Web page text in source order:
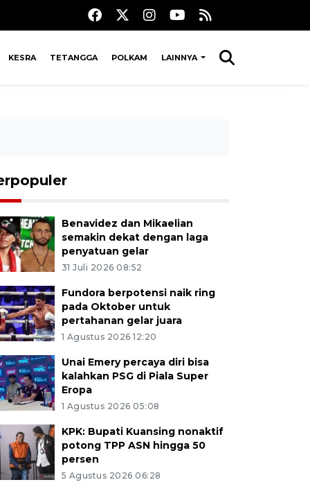
KESRA TETANGGA POLKAM LAINNYA
Benavidez dan Mikaelian
semakin dekat dengan laga
penyatuan gelar
31 Juli 2026 08:52
Fundora berpotensi naik ring
pada Oktober untuk
pertahanan gelar juara
1 Agustus 2026 12:20
Unai Emery percaya diri bisa
kalahkan PSG di Piala Super
Eropa
1 Agustus 2026 05:08
KPK: Bupati Kuansing nonaktif
potong TPP ASN hingga 50
persen
5 Agustus 2026 06:28